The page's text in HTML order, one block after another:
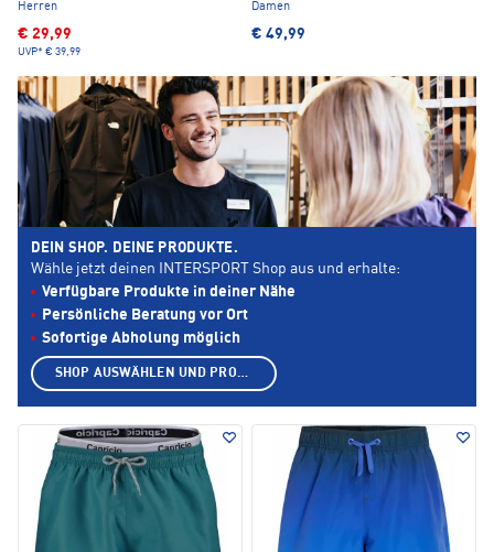
Herren
€ 29,99
UVP* € 39,99
Damen
€ 49,99
DEIN SHOP. DEINE PRODUKTE.
Wähle jetzt deinen INTERSPORT Shop aus und erhalte:
Verfügbare Produkte in deiner Nähe
Persönliche Beratung vor Ort
Sofortige Abholung möglich
SHOP AUSWÄHLEN UND PRODUKTE ANZEIGEN